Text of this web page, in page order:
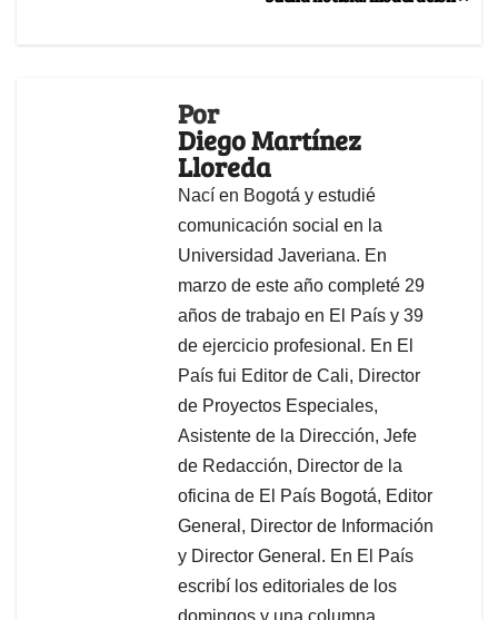
Por
Diego Martínez
Lloreda
Nací en Bogotá y estudié
comunicación social en la
Universidad Javeriana. En
marzo de este año completé 29
años de trabajo en El País y 39
de ejercicio profesional. En El
País fui Editor de Cali, Director
de Proyectos Especiales,
Asistente de la Dirección, Jefe
de Redacción, Director de la
oficina de El País Bogotá, Editor
General, Director de Información
y Director General. En El País
escribí los editoriales de los